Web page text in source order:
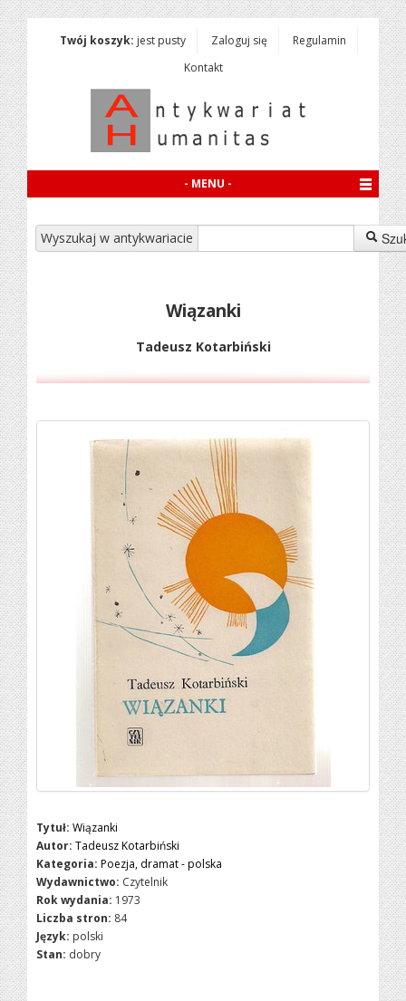
Twój koszyk: jest pusty Zaloguj się
Regulamin
Kontakt
- MENU -
Wyszukaj w antykwariacie
Wiązanki
Tadeusz Kotarbiński
Tytuł: Wiązanki
Autor: Tadeusz Kotarbiński
Kategoria: Poezja, dramat - polska
Wydawnictwo: Czytelnik
Rok wydania: 1973
Liczba stron: 84
Język: polski
Stan: dobry